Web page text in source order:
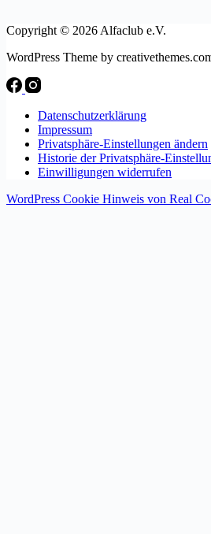
Copyright © 2026 Alfaclub e.V.
WordPress Theme by
Datenschutzerklärung
Impressum
Privatsphäre-Einstellungen ändern
Historie der Privatsphäre-
Einwilligungen widerrufen
WordPress Cookie Hinweis von Real